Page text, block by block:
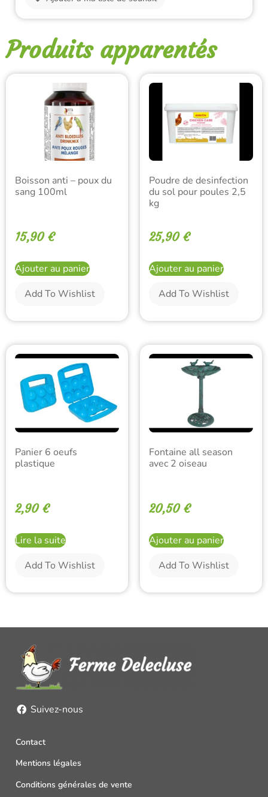
Produits apparentés
Boisson anti – poux du
sang 100ml
15,90 €
Ajouter au panier
Add To Wishlist
Poudre de desinfection
du sol pour poules 2,5
kg
25,90 €
Ajouter au panier
Add To Wishlist
Panier 6 oeufs
plastique
2,90 €
Lire la suite
Add To Wishlist
Fontaine all season
avec 2 oiseau
20,50 €
Ajouter au panier
Add To Wishlist
Suivez-nous
Contact
Mentions légales
Conditions générales de vente